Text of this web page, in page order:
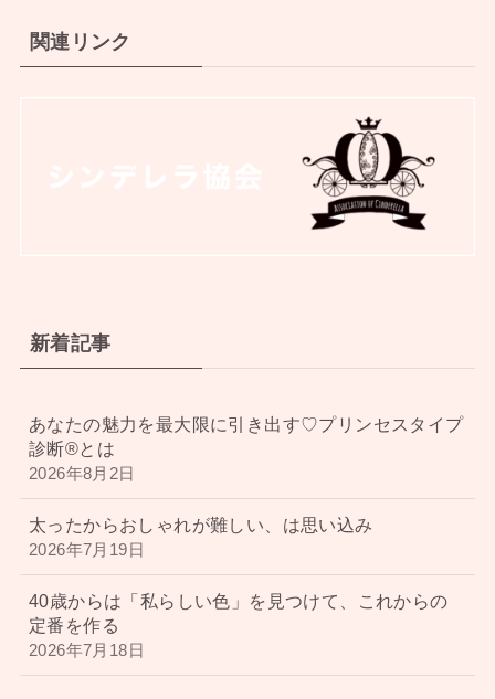
関連リンク
新着記事
あなたの魅力を最大限に引き出す♡プリンセスタイプ
診断®︎とは
2026年8月2日
太ったからおしゃれが難しい、は思い込み
2026年7月19日
40歳からは「私らしい色」を見つけて、これからの
定番を作る
2026年7月18日